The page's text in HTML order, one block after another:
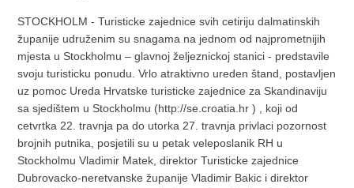
STOCKHOLM - Turisticke zajednice svih cetiriju dalmatinskih
županije udruženim su snagama na jednom od najprometnijih
mjesta u Stockholmu – glavnoj željeznickoj stanici - predstavile
svoju turisticku ponudu. Vrlo atraktivno ureden štand, postavljen
uz pomoc Ureda Hrvatske turisticke zajednice za Skandinaviju
sa sjedištem u Stockholmu (http://se.croatia.hr ) , koji od
cetvrtka 22. travnja pa do utorka 27. travnja privlaci pozornost
brojnih putnika, posjetili su u petak veleposlanik RH u
Stockholmu Vladimir Matek, direktor Turisticke zajednice
Dubrovacko-neretvanske županije Vladimir Bakic i direktor